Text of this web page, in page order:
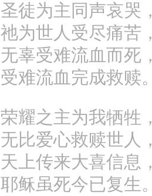
圣徒为主同声哀哭，
祂为世人受尽痛苦，
无辜受难流血而死，
受难流血完成救赎。
荣耀之主为我牺牲，
无比爱心救赎世人，
天上传来大喜信息，
耶稣虽死今已复生。